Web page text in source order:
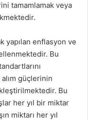
tamamlamak veya
yapılan enflasyon ve
Bu
güçlerinin
Bu
her yıl bir miktar
miktarı her yıl